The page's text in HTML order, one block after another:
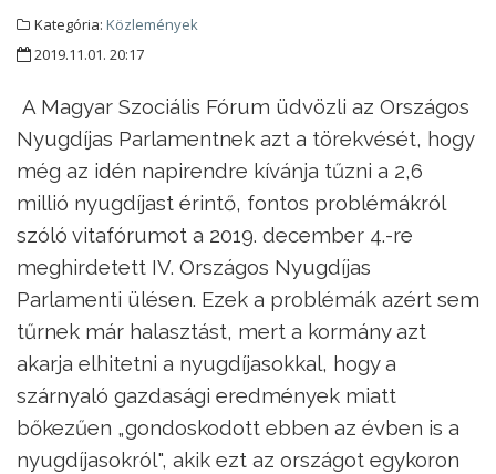
Kategória: Közlemények
2019.11.01. 20:17
A Magyar Szociális Fórum üdvözli az Országos
Nyugdíjas Parlamentnek azt a törekvését, hogy
még az idén napirendre kívánja tűzni a 2,6
millió nyugdíjast érintő, fontos problémákról
szóló vitafórumot a 2019. december 4.-re
meghirdetett IV. Országos Nyugdíjas
Parlamenti ülésen. Ezek a problémák azért sem
tűrnek már halasztást, mert a kormány azt
akarja elhitetni a nyugdíjasokkal, hogy a
szárnyaló gazdasági eredmények miatt
bőkezűen „gondoskodott ebben az évben is a
nyugdíjasokról", akik ezt az országot egykoron